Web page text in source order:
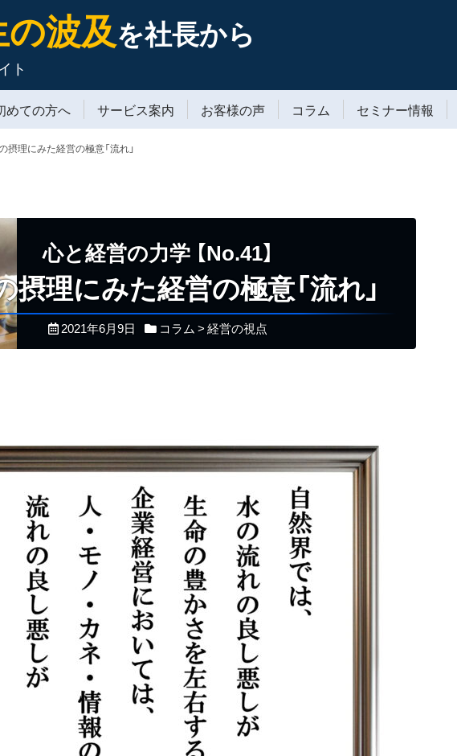
波及を社長から
ト
めての方へ サービス案内 お客様の声 コラム セミナー情報
摂理にみた経営の極意「流れ」
心と経営の力学【No.41】
摂理にみた経営の極意「流れ」
2021年6月9日 コラム>経営の視点